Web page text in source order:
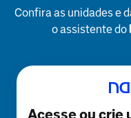
Confira as unidades e
o assistente do
Acesse ou crie